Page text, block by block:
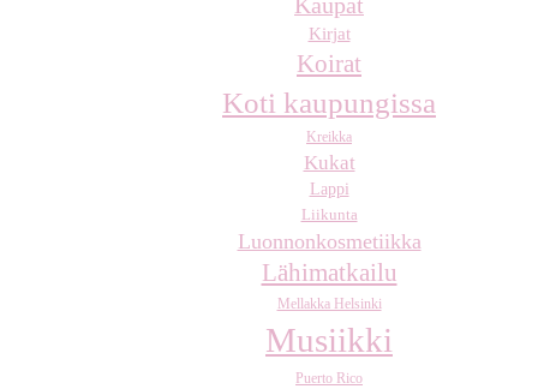
Kaupat
Kirjat
Koirat
Koti kaupungissa
Kreikka
Kukat
Lappi
Liikunta
Luonnonkosmetiikka
Lähimatkailu
Mellakka Helsinki
Musiikki
Puerto Rico